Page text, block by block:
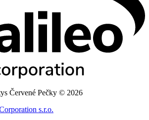
Červené Pečky © 2026
s.r.o.